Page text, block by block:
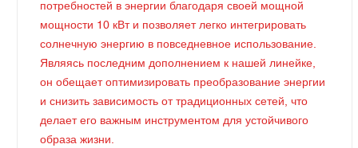
потребностей в энергии благодаря своей мощной
мощности 10 кВт и позволяет легко интегрировать
солнечную энергию в повседневное использование.
Являясь последним дополнением к нашей линейке,
он обещает оптимизировать преобразование энергии
и снизить зависимость от традиционных сетей, что
делает его важным инструментом для устойчивого
образа жизни.